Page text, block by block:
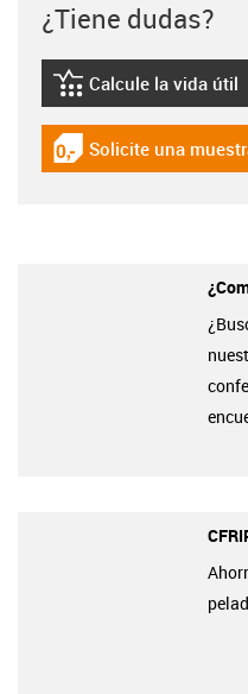
¿Tiene dudas?
igus-icon-
Calcule la vida útil
igus-icon-gratismuster
Solicite una